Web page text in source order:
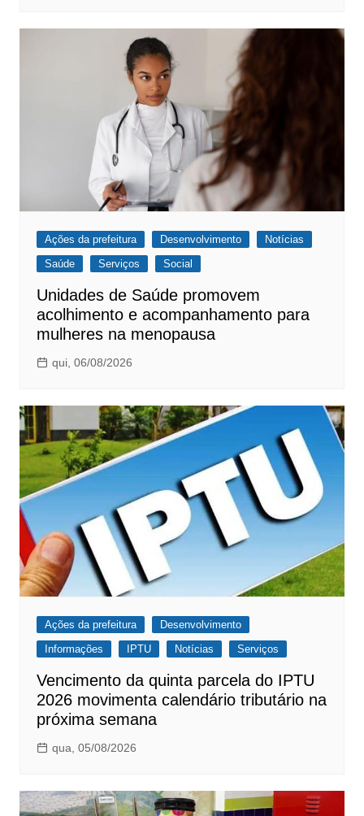
Ações da prefeitura Desenvolvimento
Notícias
Saúde
Serviços Social
Unidades de Saúde promovem
acolhimento e acompanhamento para
mulheres na menopausa
qui, 06/08/2026
Ações da prefeitura
Desenvolvimento
Informações
IPTU Notícias Serviços
Vencimento da quinta parcela do IPTU
2026 movimenta calendário tributário na
próxima semana
qua, 05/08/2026